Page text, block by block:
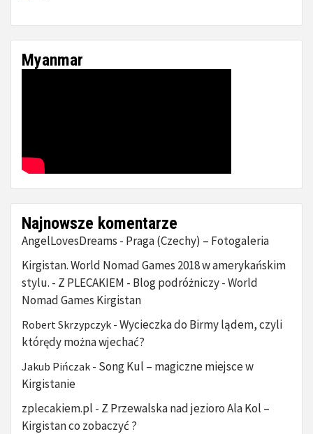
Myanmar
Najnowsze komentarze
AngelLovesDreams - Praga (Czechy) – Fotogaleria
Kirgistan. World Nomad Games 2018 w amerykańskim
stylu. - Z PLECAKIEM - Blog podróżniczy - World
Nomad Games Kirgistan
Robert Skrzypczyk - Wycieczka do Birmy lądem, czyli
którędy można wjechać?
Jakub Pińczak - Song Kul – magiczne miejsce w
Kirgistanie
zplecakiem.pl - Z Przewalska nad jezioro Ala Kol –
Kirgistan co zobaczyć ?